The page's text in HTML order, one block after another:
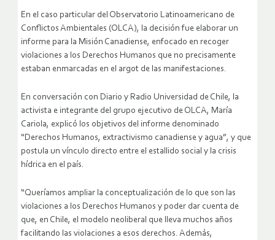
En el caso particular del Observatorio Latinoamericano de
Conflictos Ambientales (OLCA), la decisión fue elaborar un
informe para la Misión Canadiense, enfocado en recoger
violaciones a los Derechos Humanos que no precisamente
estaban enmarcadas en el argot de las manifestaciones.
En conversación con Diario y Radio Universidad de Chile, la
activista e integrante del grupo ejecutivo de OLCA, María
Cariola, explicó los objetivos del informe denominado
“Derechos Humanos, extractivismo canadiense y agua”, y que
postula un vínculo directo entre el estallido social y la crisis
hídrica en el país.
“Queríamos ampliar la conceptualización de lo que son las
violaciones a los Derechos Humanos y poder dar cuenta de
que, en Chile, el modelo neoliberal que lleva muchos años
facilitando las violaciones a esos derechos. Además,